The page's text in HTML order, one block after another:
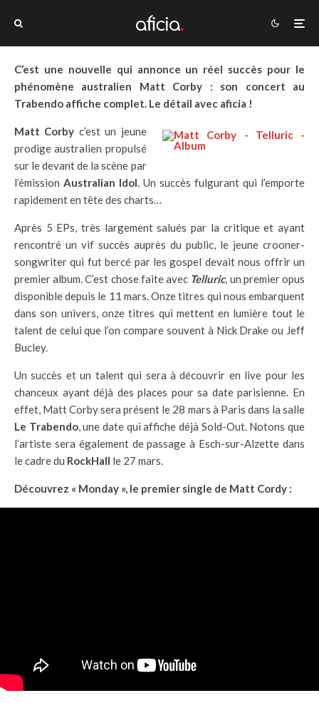
C’est une nouvelle qui annonce un réel succès pour le
phénomène australien Matt Corby : son concert au
Trabendo affiche complet. Le détail avec aficia !
Matt Corby c’est un jeune
prodige australien propulsé
sur le devant de la scène par
l’émission Australian Idol. Un succès fulgurant qui l’emporte
rapidement en tête des charts…
Après 5 EPs, très largement salués par la critique et ayant
rencontré un vif succès auprès du public, le jeune crooner-
songwriter qui fut bercé par les gospel devait nous offrir un
premier album. C’est chose faite avec Telluric, un premier opus
disponible depuis le 11 mars. Onze titres qui nous embarquent
dans son univers, onze titres qui mettent en lumière tout le
talent de celui que l’on compare souvent à Nick Drake ou Jeff
Bucley.
Un succès et un talent qui sera à découvrir en live pour les
chanceux ayant déjà des places pour sa date parisienne. En
effet, Matt Corby sera présent le 28 mars à Paris dans la salle
Le Trabendo, une date qui affiche déjà Sold-Out. Notons que
l’artiste sera également de passage à Esch-sur-Alzette dans
le cadre du RockHall le 27 mars.
Découvrez « Monday », le premier single de Matt Cordy :